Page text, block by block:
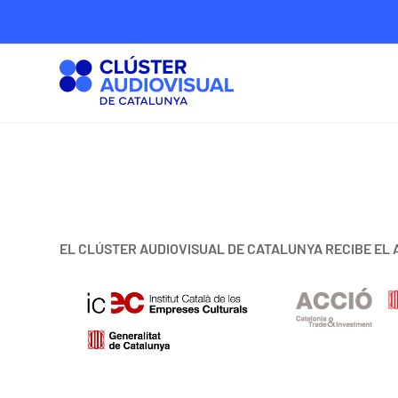
EL CLÚSTER AUDIOVISUAL DE CATALUNYA RECIBE EL